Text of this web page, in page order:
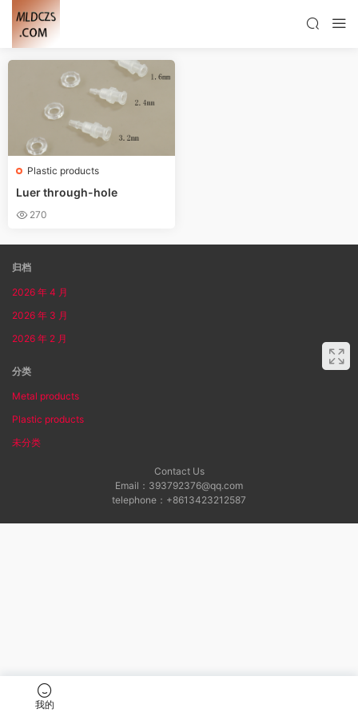
Plastic products
Luer through-hole
270
归档
2026 年 4 月
2026 年 3 月
2026 年 2 月
分类
Metal products
Plastic products
未分类
Contact Us
Email：393792376@qq.com
telephone：+8613423212587
我的